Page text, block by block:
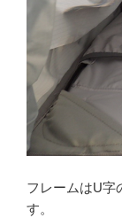
フレームはU字
す。